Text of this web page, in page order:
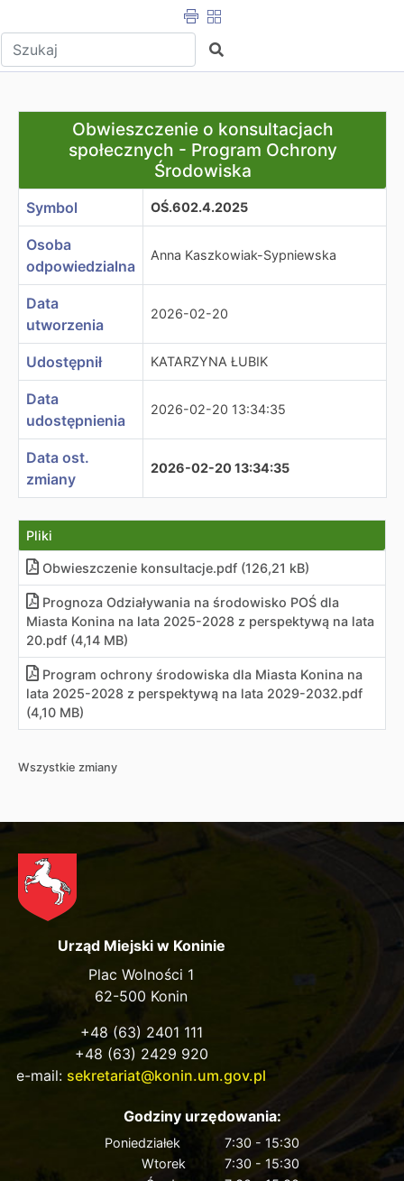
Wpisz tekst do wyszukania Szukaj
Obwieszczenie o konsultacjach społecznych -
Obwieszczenie o konsultacjach
społecznych - Program Ochrony
Środowiska
Symbol OŚ.602.4.2025
Osoba
odpowiedzialna
Anna Kaszkowiak-Sypniewska
Data
utworzenia
2026-02-20
Udostępnił KATARZYNA ŁUBIK
Data
udostępnienia
2026-02-20 13:34:35
Data ost.
zmiany
2026-02-20 13:34:35
Pliki
Obwieszczenie konsultacje.pdf (126,21 kB)
Prognoza Odziaływania na środowisko POŚ dla
Miasta Konina na lata 2025-2028 z perspektywą na lata
20.pdf (4,14 MB)
Program ochrony środowiska dla Miasta Konina na
lata 2025-2028 z perspektywą na lata 2029-2032.pdf
(4,10 MB)
Wszystkie zmiany
Urząd Miejski w Koninie
Plac Wolności 1
62-500 Konin
+48 (63) 2401 111
+48 (63) 2429 920
e-mail: sekretariat@konin.um.gov.pl
Godziny urzędowania:
Poniedziałek
7:30 - 15:30
Wtorek
7:30 - 15:30